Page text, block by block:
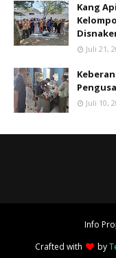
Kang
Juli 21,
Juli 10,
Info
Crafted with
by